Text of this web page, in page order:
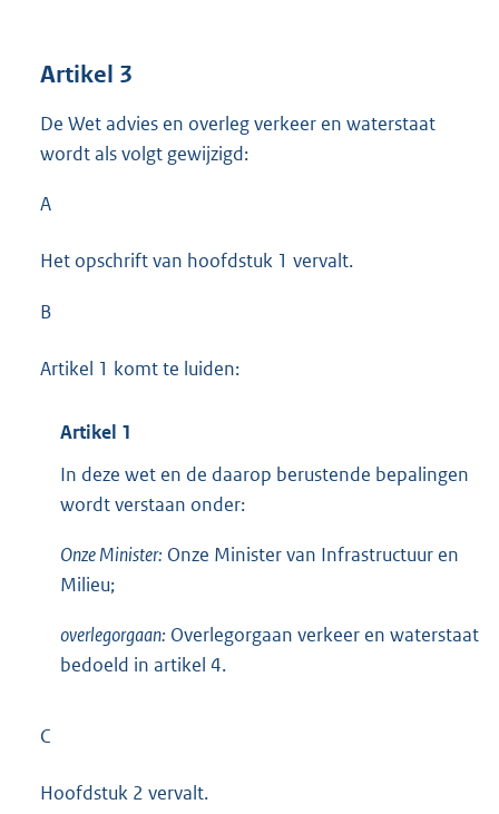
Artikel 3
De Wet advies en overleg verkeer en waterstaat
wordt als volgt gewijzigd:
A
Het opschrift van hoofdstuk 1 vervalt.
B
Artikel 1 komt te luiden:
Artikel 1
In deze wet en de daarop berustende bepalingen
wordt verstaan onder:
Onze Minister: Onze Minister van Infrastructuur en
Milieu;
overlegorgaan: Overlegorgaan verkeer en waterstaat
bedoeld in artikel 4.
C
Hoofdstuk 2 vervalt.